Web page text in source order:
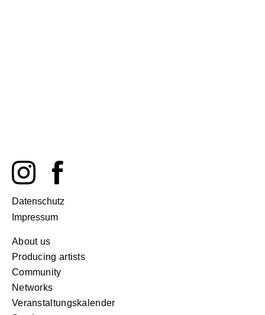
Datenschutz
Impressum
About us
Producing artists
Community
Networks
Veranstaltungskalender